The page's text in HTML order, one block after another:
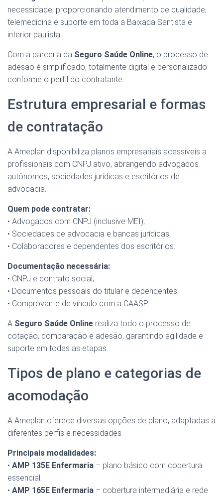
necessidade, proporcionando atendimento de qualidade,
telemedicina e suporte em toda a Baixada Santista e
interior paulista.
Com a parceria da Seguro Saúde Online, o processo de
adesão é simplificado, totalmente digital e personalizado
conforme o perfil do contratante.
Estrutura empresarial e formas
de contratação
A Ameplan disponibiliza planos empresariais acessíveis a
profissionais com CNPJ ativo, abrangendo advogados
autônomos, sociedades jurídicas e escritórios de
advocacia.
Quem pode contratar:
• Advogados com CNPJ (inclusive MEI);
• Sociedades de advocacia e bancas jurídicas;
• Colaboradores e dependentes dos escritórios.
Documentação necessária:
• CNPJ e contrato social;
• Documentos pessoais do titular e dependentes;
• Comprovante de vínculo com a CAASP.
A Seguro Saúde Online realiza todo o processo de
cotação, comparação e adesão, garantindo agilidade e
suporte em todas as etapas.
Tipos de plano e categorias de
acomodação
A Ameplan oferece diversas opções de plano, adaptadas a
diferentes perfis e necessidades.
Principais modalidades:
• AMP 135E Enfermaria – plano básico com cobertura
essencial;
• AMP 165E Enfermaria – cobertura intermediária e rede